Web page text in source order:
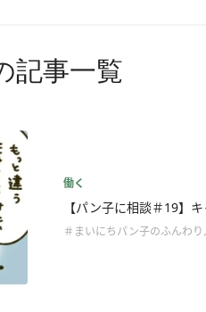
記事一覧
働く
【パン子に相談＃19】
＃まいにちパン子のふんわ